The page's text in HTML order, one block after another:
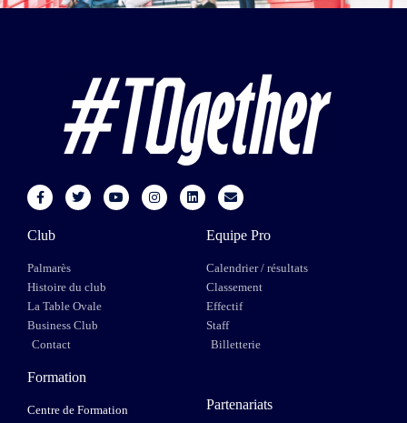
Club
Palmarès
Histoire du club
La Table Ovale
Business Club
Contact
Equipe Pro
Calendrier / résultats
Classement
Effectif
Staff
Billetterie
Formation
Centre de Formation
Partenariats